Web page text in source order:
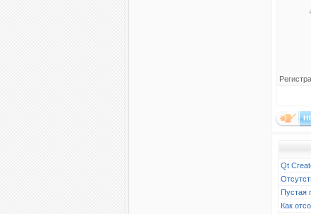
Qt
Пустая
Как